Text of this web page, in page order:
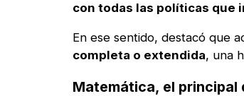
con todas las políticas que
En ese sentido, destacó que
completa o extendida, una
Matemática, el principal